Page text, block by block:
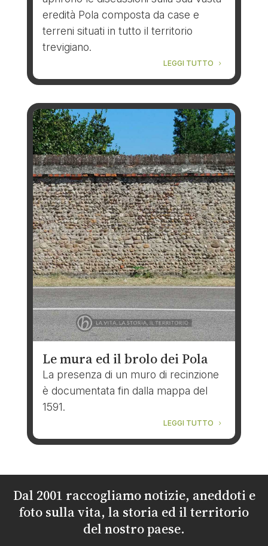
eredità Pola composta da case e
terreni situati in tutto il territorio
trevigiano.
LEGGI TUTTO
Le mura ed il brolo dei Pola
La presenza di un muro di recinzione
è documentata fin dalla mappa del
1591.
LEGGI TUTTO
Dal 2001 raccogliamo notizie, aneddoti e
foto sulla vita, la storia ed il territorio
del nostro paese.